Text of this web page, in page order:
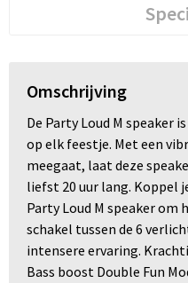
Omschrijving
De Party Loud M speaker
op elk feestje. Met een
meegaat, laat deze
liefst 20 uur lang. Koppel
Party Loud M speaker om
schakel tussen de 6
intensere ervaring.
Bass boost Double Fun